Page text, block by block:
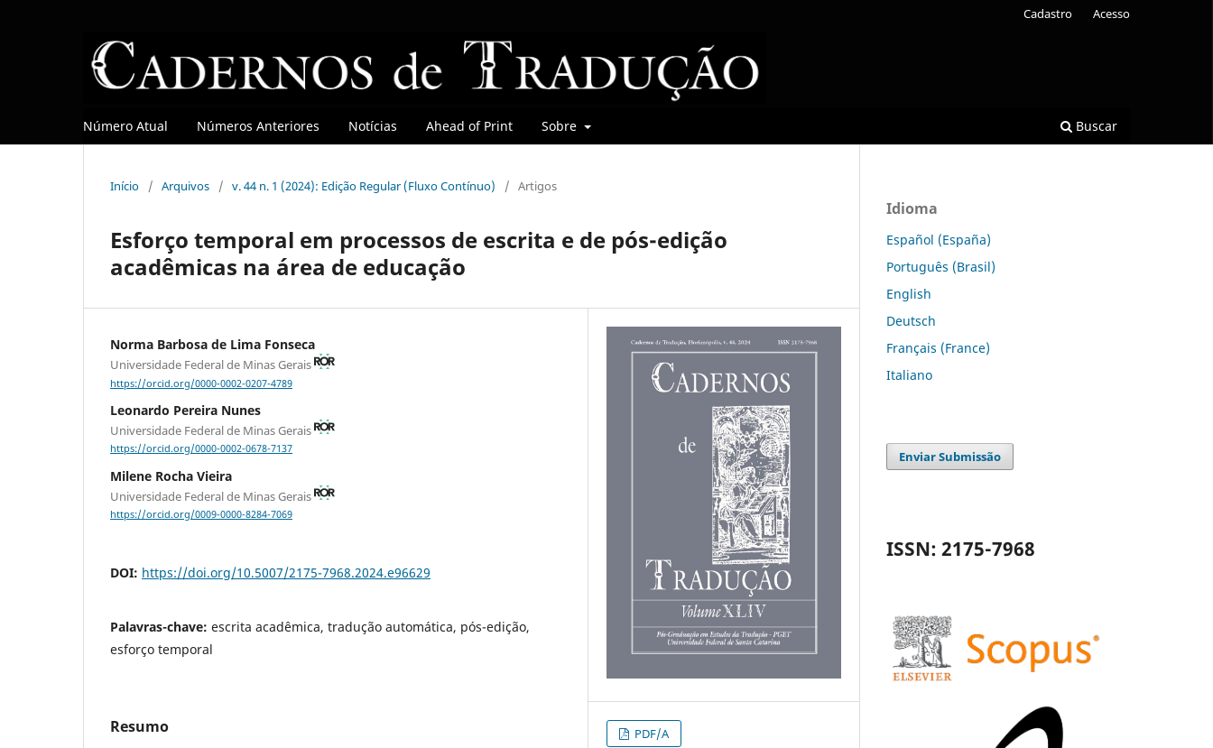
Número Atual Números Anteriores Notícias Ahead of Print Sobre Buscar
Cadastro Acesso
Início / Arquivos / v. 44 n. 1 (2024): Edição Regular (Fluxo Contínuo) / Artigos
Esforço temporal em processos de escrita e de pós-edição
acadêmicas na área de educação
Norma Barbosa de Lima Fonseca
Universidade Federal de Minas Gerais
https://orcid.org/0000-0002-0207-4789
Leonardo Pereira Nunes
Universidade Federal de Minas Gerais
https://orcid.org/0000-0002-0678-7137
Milene Rocha Vieira
Universidade Federal de Minas Gerais
https://orcid.org/0009-0000-8284-7069
DOI: https://doi.org/10.5007/2175-7968.2024.e96629
Palavras-chave: escrita acadêmica, tradução automática, pós-edição,
esforço temporal
Resumo PDF/A
Idioma
Español (España)
Português (Brasil)
English
Deutsch
Français (France)
Italiano
Enviar Submissão
ISSN: 2175-7968